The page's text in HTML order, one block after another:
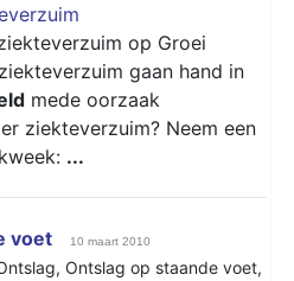
op Groei
gaan hand in
mede oorzaak
ziekteverzuim? Neem een
...
voet 10 maart 2010
, Ontslag op staande voet,